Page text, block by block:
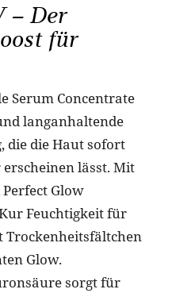
– Der
für
Serum Concentrate
langanhaltende
die die Haut sofort
lässt. Mit
Glow
Feuchtigkeit für
Trockenheitsfältchen
Glow.
sorgt für